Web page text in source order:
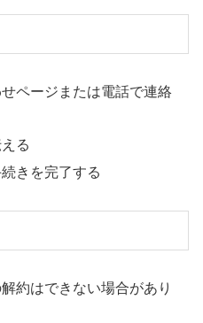
ページまたは電話で連絡
る
きを完了する
約はできない場合があり